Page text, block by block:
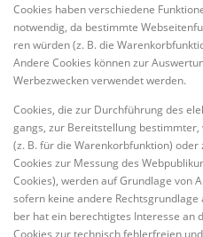
Coo­kies haben ver­schie­de­ne
not­wen­dig, da bestimm­te
ren wür­den (z. B. die
Ande­re Coo­kies kön­nen zur
Wer­be­zwe­cken ver­wen­det werden.
Coo­kies, die zur Durch­füh­rung des
gangs, zur Bereit­stel­lung
(z. B. für die Waren­korb­funk­ti­on)
Coo­kies zur Mes­sung des
Coo­kies), wer­den auf Grund­la­ge von
sofern kei­ne ande­re
ber hat ein berech­tig­tes Inter­es­se an
Coo­kies zur tech­nisch feh­ler­frei­en